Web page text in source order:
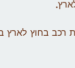
בחוץ לארץ